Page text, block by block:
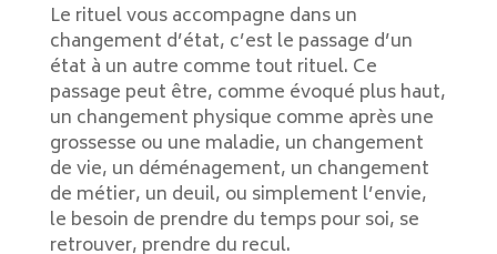
Le rituel vous accompagne dans un
changement d’état, c’est le passage d’un
état à un autre comme tout rituel. Ce
passage peut être, comme évoqué plus haut,
un changement physique comme après une
grossesse ou une maladie, un changement
de vie, un déménagement, un changement
de métier, un deuil, ou simplement l’envie,
le besoin de prendre du temps pour soi, se
retrouver, prendre du recul.